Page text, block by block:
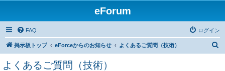
eForum
FAQ ログイン
掲示板トップ eForceからのお知らせ よくあるご質問（技術）
よくあるご質問（技術）